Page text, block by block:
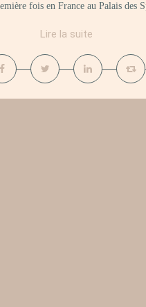
fois en France au Palais des
Lire la suite